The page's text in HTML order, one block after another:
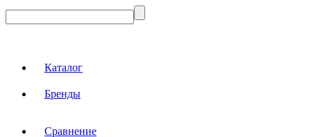
Каталог
Бренды
Сравнение